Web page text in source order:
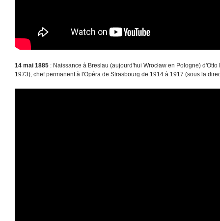
14 mai 1885 : Naissance à Breslau (aujourd'hui Wrocław en Pologne)
1973), chef permanent à l'Opéra de Strasbourg de 1914 à 1917 (sous la